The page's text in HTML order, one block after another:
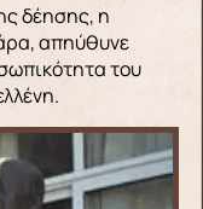
δέησης, η
απηύθυνε
του